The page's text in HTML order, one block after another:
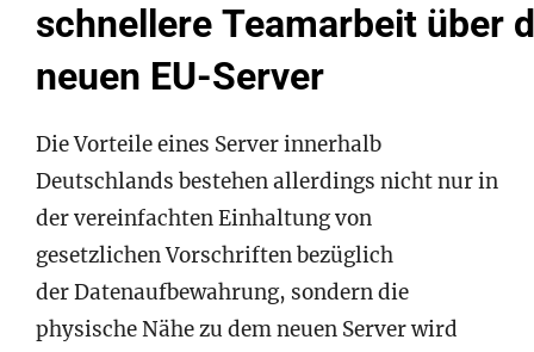
schnellere Teamarbeit über
neuen EU-Server
Die Vorteile eines Server innerhalb
Deutschlands bestehen allerdings nicht nur in
der vereinfachten Einhaltung von
gesetzlichen Vorschriften bezüglich
der Datenaufbewahrung, sondern die
physische Nähe zu dem neuen Server wird